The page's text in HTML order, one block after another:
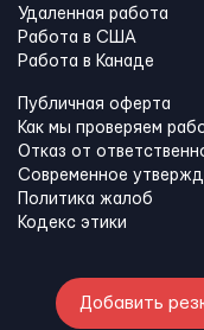
Удаленная работа
Работа в США
Работа в Канадe
Публичная оферта
Как мы проверяем
Отказ от
Современное
Политика жалоб
Кодекс этики
Добавить